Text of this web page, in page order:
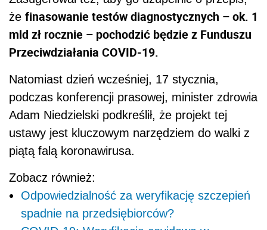
że finasowanie testów diagnostycznych – ok. 1
mld zł rocznie – pochodzić będzie z Funduszu
Przeciwdziałania COVID-19.
Natomiast dzień wcześniej, 17 stycznia,
podczas konferencji prasowej, minister zdrowia
Adam Niedzielski podkreślił, że projekt tej
ustawy jest kluczowym narzędziem do walki z
piątą falą koronawirusa.
Zobacz również:
Odpowiedzialność za weryfikację szczepień
spadnie na przedsiębiorców?